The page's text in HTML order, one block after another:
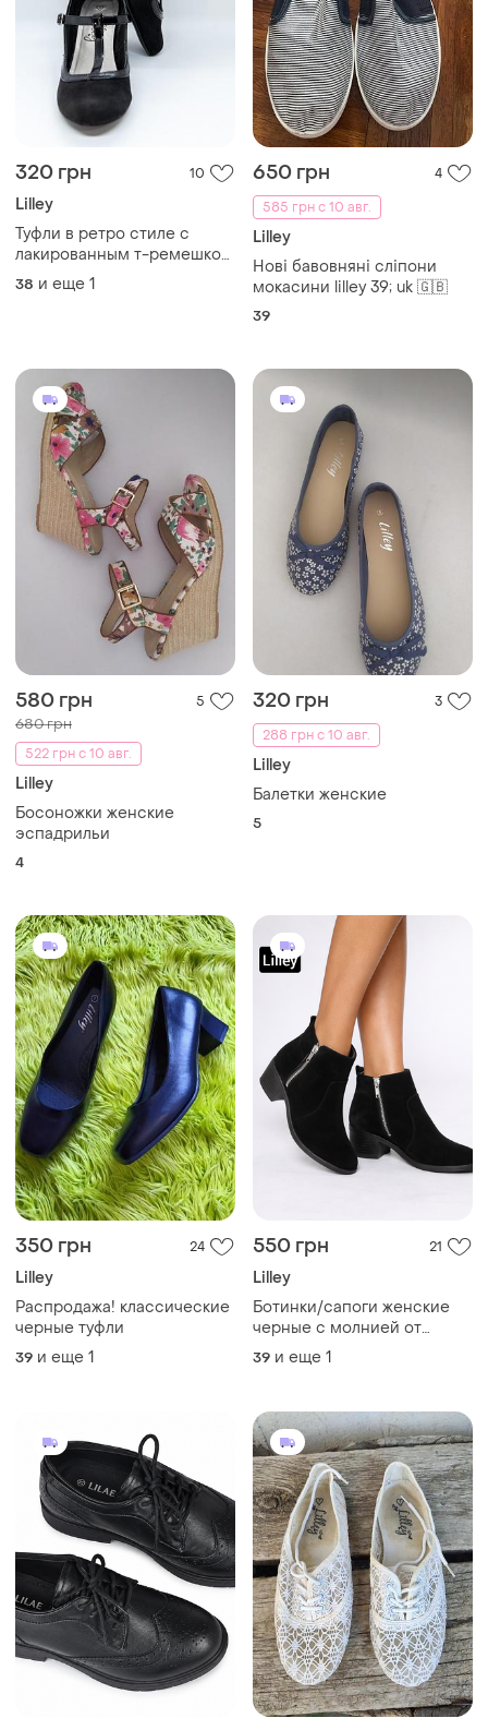
320 грн 10
Lilley
Туфли в ретро стиле с
лакированным т-ремешком
✂️lilley 📍размер 6 (по факту
38 и еще 1
650 грн
4
585 грн с 10 авг.
Lilley
Нові бавовняні сліпони
мокасини lilley 39; uk 🇬🇧
39
580 грн 5
680 грн
522 грн с 10 авг.
Lilley
Босоножки женские
эспадрильи
4
320 грн
3
288 грн с 10 авг.
Lilley
Балетки женские
5
350 грн 24
Lilley
Распродажа! классические
черные туфли
39 и еще 1
550 грн 21
Lilley
Ботинки/сапоги женские
черные с молнией от
бренда lilley 6
39 и еще 1